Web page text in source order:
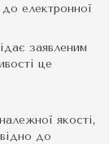
електронної
заявленим
це
якості,
до